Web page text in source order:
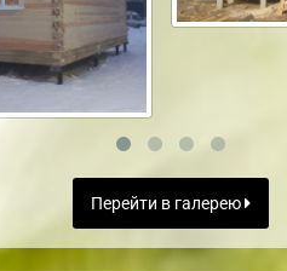
Перейти в галерею